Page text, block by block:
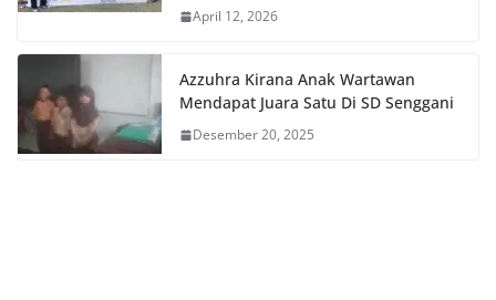
April 12, 2026
Azzuhra Kirana Anak Wartawan
Mendapat Juara Satu Di SD Senggani
Desember 20, 2025